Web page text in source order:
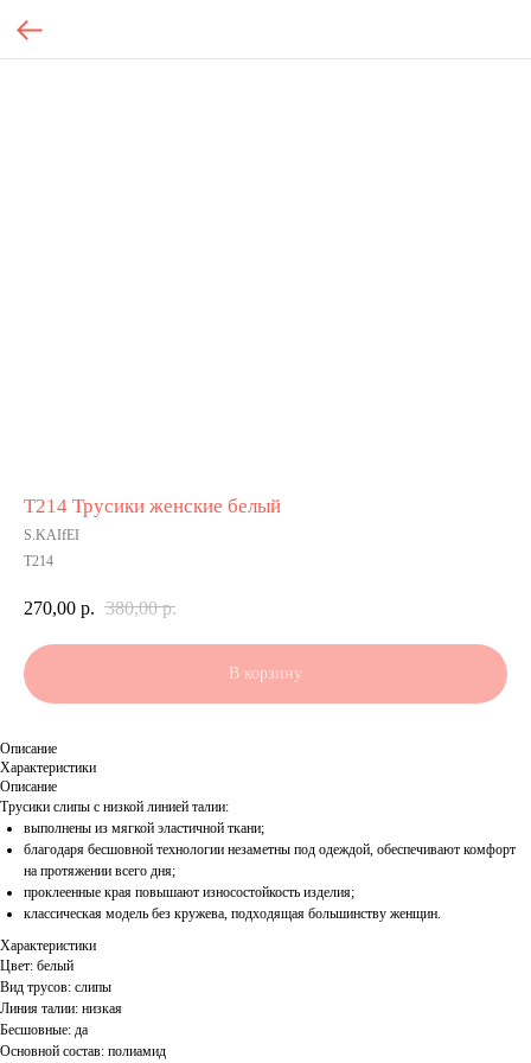
Т214 Трусики женские белый
S.KAIfEI
Т214
270,00 р. 380,00 р.
В корзину
Описание
Характеристики
Описание
Трусики слипы с низкой линией талии:
выполнены из мягкой эластичной ткани;
благодаря бесшовной технологии незаметны под одеждой, обеспечивают комфорт
на протяжении всего дня;
проклеенные края повышают износостойкость изделия;
классическая модель без кружева, подходящая большинству женщин.
Характеристики
Цвет: белый
Вид трусов: слипы
Линия талии: низкая
Бесшовные: да
Основной состав: полиамид